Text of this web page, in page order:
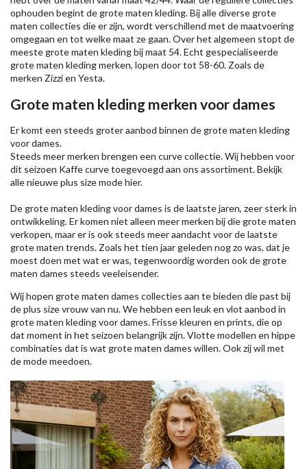
ophouden begint de grote maten kleding. Bij alle diverse grote
maten collecties die er zijn, wordt verschillend met de maatvoering
omgegaan en tot welke maat ze gaan. Over het algemeen stopt de
meeste grote maten kleding bij maat 54. Echt gespecialiseerde
grote maten kleding merken, lopen door tot 58-60. Zoals de
merken Zizzien Yesta.
Grote maten kleding merken voor dames
Er komt een steeds groter aanbod binnen de grote maten kleding
voor dames.
Steeds meer merken brengen een curve collectie. Wij hebben voor
dit seizoen Kaffecurve toegevoegd aan ons assortiment. Bekijk
alle nieuweplus size modehier.
De grote maten kleding voor dames is de laatste jaren, zeer sterk in
ontwikkeling. Er komen niet alleen meer merken bij die grote maten
verkopen, maar er is ook steeds meer aandacht voor de laatste
grote maten trends. Zoals het tien jaar geleden nog zo was, dat je
moest doen met wat er was, tegenwoordig worden ook de grote
maten dames steeds veeleisender.
Wij hopen grote maten dames collecties aan te bieden die past bij
de plus size vrouw van nu. We hebben een leuk en vlot aanbod in
grote maten kleding voor dames. Frisse kleuren en prints, die op
dat moment in het seizoen belangrijk zijn. Vlotte modellen en hippe
combinaties dat is wat grote maten dames willen. Ook zij wil met
de mode meedoen.